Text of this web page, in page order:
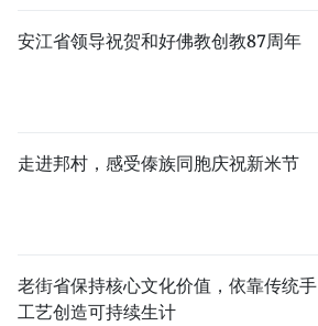
安江省领导祝贺和好佛教创教87周年
走进邦村，感受傣族同胞庆祝新米节
老街省保持核心文化价值，依靠传统手
工艺创造可持续生计